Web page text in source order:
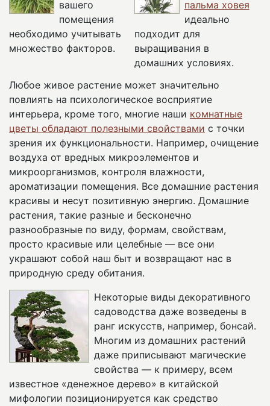
вашего
помещения
необходимо учитывать
множество факторов.
пальма ховея
идеально
подходит для
выращивания в
домашних условиях.
Любое живое растение может значительно
повлиять на психологическое восприятие
интерьера, кроме того, многие наши комнатные
цветы обладают полезными свойствами с точки
зрения их функциональности. Например, очищение
воздуха от вредных микроэлементов и
микроорганизмов, контроля влажности,
ароматизации помещения. Все домашние растения
красивы и несут позитивную энергию. Домашние
растения, такие разные и бесконечно
разнообразные по виду, формам, свойствам,
просто красивые или целебные — все они
украшают собой наш быт и возвращают нас в
природную среду обитания.
Некоторые виды декоративного
садоводства даже возведены в
ранг искусств, например, бонсай.
Многим из домашних растений
даже приписывают магические
свойства — к примеру, всем
известное «денежное дерево» в китайской
мифологии позиционируется как средство